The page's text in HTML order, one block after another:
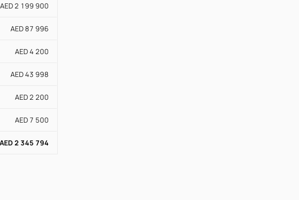
AED 2 199 900
AED 87 996
AED 4 200
AED 43 998
AED 2 200
AED 7 500
AED 2 345 794